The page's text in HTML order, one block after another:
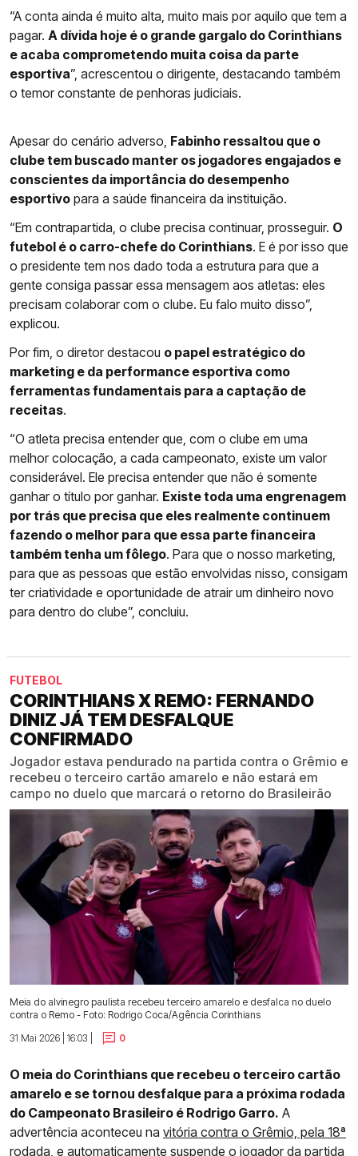
“A conta ainda é muito alta, muito mais por aquilo que tem a
pagar. A dívida hoje é o grande gargalo do Corinthians
e acaba comprometendo muita coisa da parte
esportiva”, acrescentou o dirigente, destacando também
o temor constante de penhoras judiciais.
Apesar do cenário adverso, Fabinho ressaltou que o
clube tem buscado manter os jogadores engajados e
conscientes da importância do desempenho
esportivo para a saúde financeira da instituição.
“Em contrapartida, o clube precisa continuar, prosseguir. O
futebol é o carro-chefe do Corinthians. E é por isso que
o presidente tem nos dado toda a estrutura para que a
gente consiga passar essa mensagem aos atletas: eles
precisam colaborar com o clube. Eu falo muito disso”,
explicou.
Por fim, o diretor destacou o papel estratégico do
marketing e da performance esportiva como
ferramentas fundamentais para a captação de
receitas.
“O atleta precisa entender que, com o clube em uma
melhor colocação, a cada campeonato, existe um valor
considerável. Ele precisa entender que não é somente
ganhar o título por ganhar. Existe toda uma engrenagem
por trás que precisa que eles realmente continuem
fazendo o melhor para que essa parte financeira
também tenha um fôlego. Para que o nosso marketing,
para que as pessoas que estão envolvidas nisso, consigam
ter criatividade e oportunidade de atrair um dinheiro novo
para dentro do clube”, concluiu.
FUTEBOL
CORINTHIANS X REMO: FERNANDO
DINIZ JÁ TEM DESFALQUE
CONFIRMADO
Jogador estava pendurado na partida contra o Grêmio e
recebeu o terceiro cartão amarelo e não estará em
campo no duelo que marcará o retorno do Brasileirão
Meia do alvinegro paulista recebeu terceiro amarelo e desfalca no duelo
contra o Remo - Foto: Rodrigo Coca/Agência Corinthians
31 Mai 2026 | 16:03 |
0
O meia do Corinthians que recebeu o terceiro cartão
amarelo e se tornou desfalque para a próxima rodada
do Campeonato Brasileiro é Rodrigo Garro. A
advertência aconteceu na vitória contra o Grêmio, pela 18ª
rodada, e automaticamente suspende o jogador da partida